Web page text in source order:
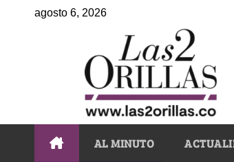
agosto 6, 2026
AL MINUTO